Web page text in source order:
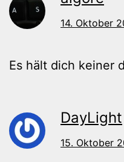
14. Oktober
Es hält dich keiner
DayLight
15. Oktober